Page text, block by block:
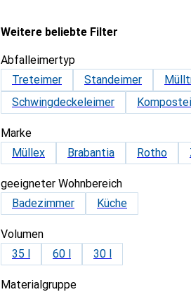
Weitere beliebte Filter
Abfalleimertyp
Treteimer
Standeimer
Schwingdeckeleimer
Marke
Müllex
Brabantia Rotho
geeigneter Wohnbereich
Badezimmer
Küche
Volumen
35 l
60 l 30 l
Materialgruppe